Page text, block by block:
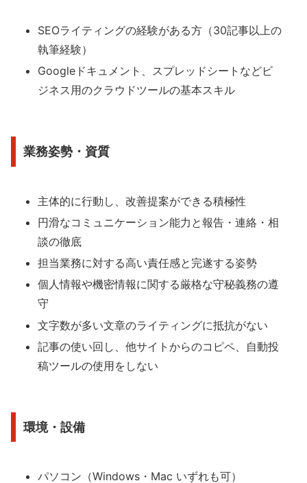
SEOライティングの経験がある方（30記事以上の
執筆経験）
Googleドキュメント、スプレッドシートなどビ
ジネス用のクラウドツールの基本スキル
業務姿勢・資質
主体的に行動し、改善提案ができる積極性
円滑なコミュニケーション能力と報告・連絡・相
談の徹底
担当業務に対する高い責任感と完遂する姿勢
個人情報や機密情報に関する厳格な守秘義務の遵
守
文字数が多い文章のライティングに抵抗がない
記事の使い回し、他サイトからのコピペ、自動投
稿ツールの使用をしない
環境・設備
パソコン（Windows・Mac いずれも可）